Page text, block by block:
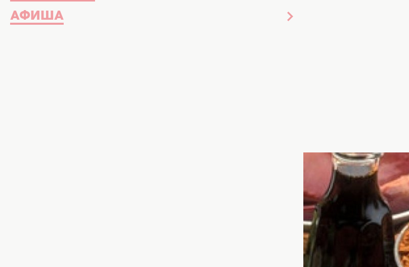
АФИША
Зеленые листовые овощи, орехи и бобы, которые богаты магнием,
помогут предотвратить инсульт. Таков вывод специалистов из
Ученые говорят, что каждые дополнительные 100 мг магния в день снижают
риск ишемического инсульта на 9%. Они проанализировали данные 250
тыс. человек из США, Европы и Азии и отметили, что его суточное